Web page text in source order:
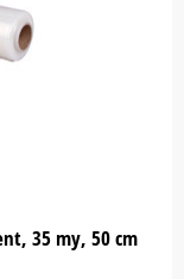
35 my, 50 cm